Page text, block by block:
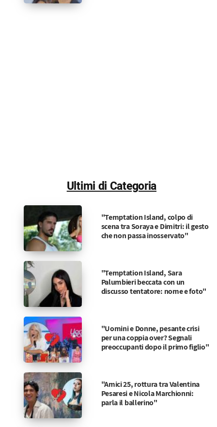
Ultimi di Categoria
"Temptation Island, colpo di
scena tra Soraya e Dimitri: il gesto
che non passa inosservato"
"Temptation Island, Sara
Palumbieri beccata con un
discusso tentatore: nome e foto"
"Uomini e Donne, pesante crisi
per una coppia over? Segnali
preoccupanti dopo il primo figlio"
"Amici 25, rottura tra Valentina
Pesaresi e Nicola Marchionni:
parla il ballerino"